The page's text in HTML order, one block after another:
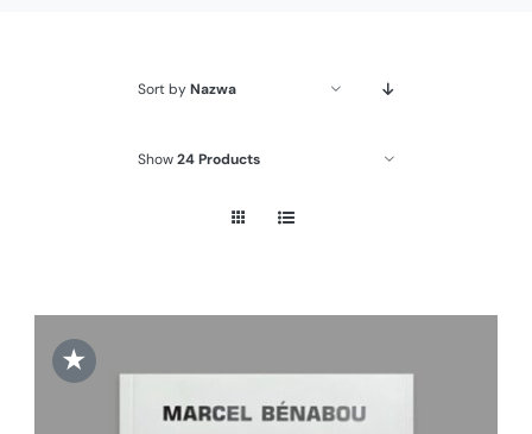
Sort byNazwa
Show24 Products
★